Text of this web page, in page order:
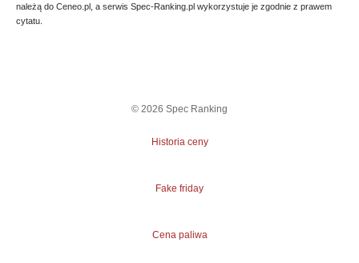
należą do Ceneo.pl, a serwis Spec-Ranking.pl wykorzystuje je zgodnie z prawem
cytatu.
© 2026 Spec Ranking
Historia ceny
Fake friday
Cena paliwa